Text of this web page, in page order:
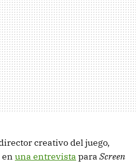
creativo del juego,
en una entrevista para Screen